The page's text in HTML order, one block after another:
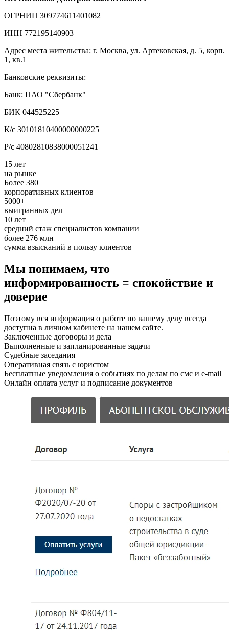
ОГРНИП 309774611401082
ИНН 772195140903
Адрес места жительства: г. Москва, ул. Артековская, д. 5, корп.
1, кв.1
Банковские реквизиты:
Банк: ПАО "Сбербанк"
БИК 044525225
К/с 30101810400000000225
Р/с 40802810838000051241
15 лет
на рынке
Более 380
корпоративных клиентов
5000+
выигранных дел
10 лет
средний стаж специалистов компании
более 276 млн
сумма взысканий в пользу клиентов
Мы понимаем, что
информированность = спокойствие и
доверие
Поэтому вся информация о работе по вашему делу всегда
доступна в личном кабинете на нашем сайте.
Заключенные договоры и дела
Выполненные и запланированные задачи
Судебные заседания
Оперативная связь с юристом
Бесплатные уведомления о событиях по делам по смс и e-mail
Онлайн оплата услуг и подписание документов